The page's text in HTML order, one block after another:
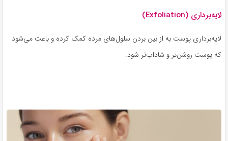
لایه‌برداری (Exfoliation)
لایه‌برداری پوست به از بین بردن سلول‌های مرده کمک کرده و باعث می‌شود
که پوست روشن‌تر و شاداب‌تر شود.